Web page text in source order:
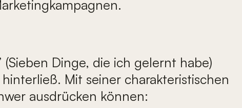
Dinge, die ich gelernt habe)
Mit seiner charakteristischen
ausdrücken können: